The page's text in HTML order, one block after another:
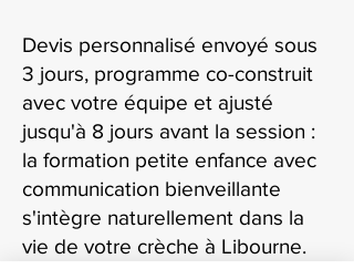
Devis personnalisé envoyé sous
3 jours, programme co-construit
avec votre équipe et ajusté
jusqu'à 8 jours avant la session :
la formation petite enfance avec
communication bienveillante
s'intègre naturellement dans la
vie de votre crèche à Libourne.